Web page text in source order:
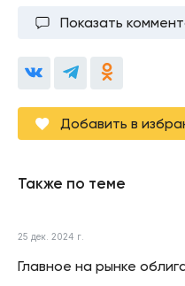
Показать
Добавить в
Также по теме
25 дек. 2024 г.
Главное на рынке